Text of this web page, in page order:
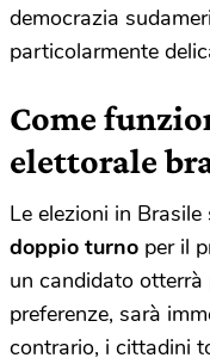
democrazia
particolarmente
Come
elettorale
Le elezioni in
doppio turno per il
un candidato
preferenze, sarà
contrario, i cittadini